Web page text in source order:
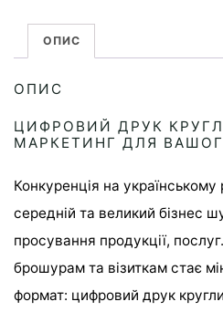
ОПИС
ОПИС
ЦИФРОВИЙ ДРУК
МАРКЕТИНГ ДЛЯ
Конкуренція на
середній та великий бізнес
просування продукції,
брошурам та візиткам стає
формат: цифровий друк